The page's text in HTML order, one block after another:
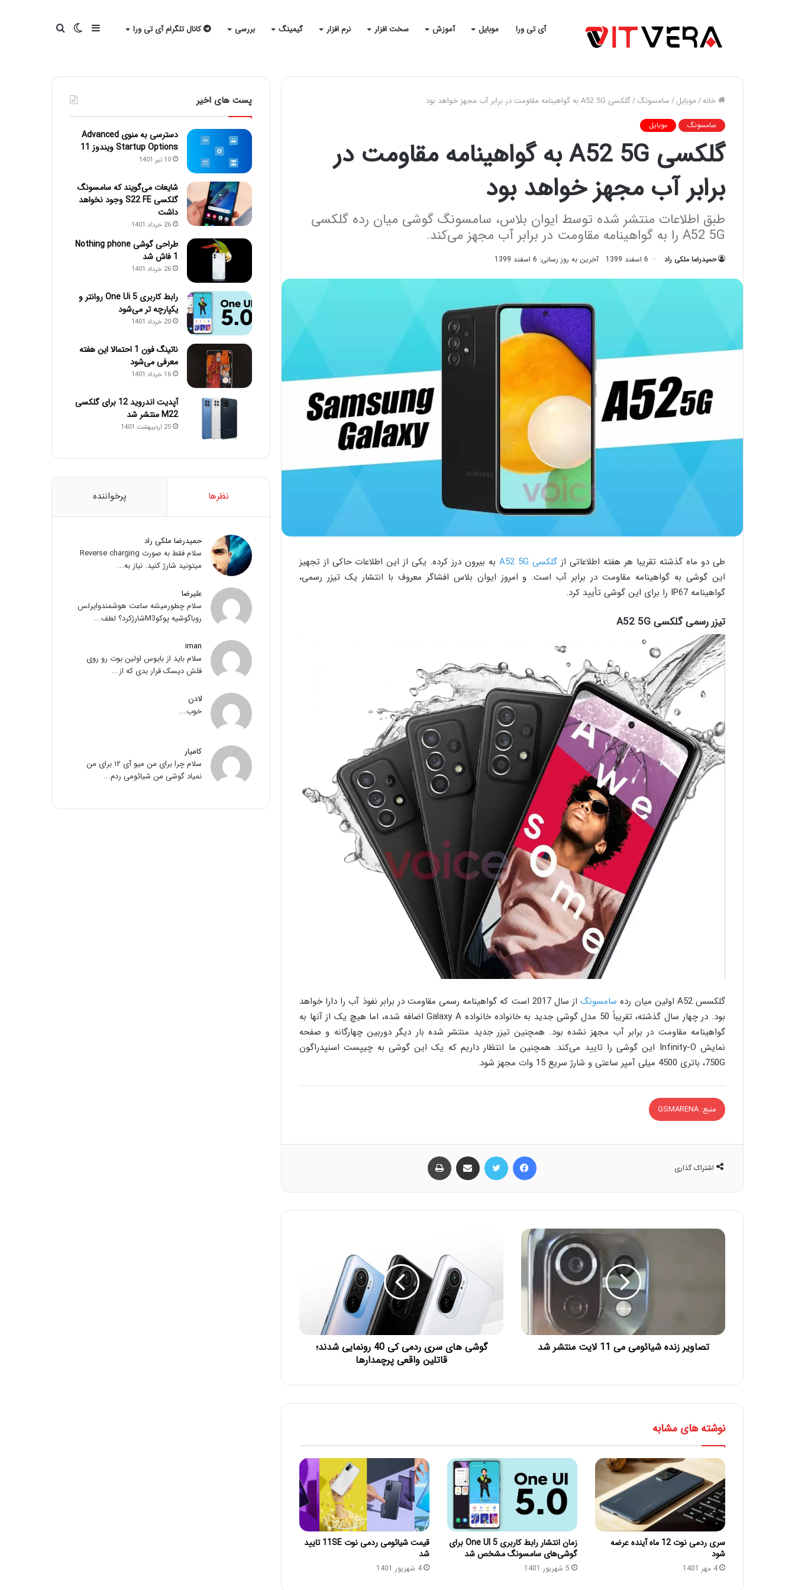
آی تی ورا موبایل آموزش سخت افزار نرم افزار گیمینگ بررسی کانال تلگرام آی تی ورا تغییرسایدبار
خانه/موبایل/سامسونگ/گلکسی A52 5G به گواهینامه مقاومت در برابر آب مجهز خواهد بود
سامسونگ موبایل
گلکسی A52 5G به گواهینامه مقاومت در
برابر آب مجهز خواهد بود
طبق اطلاعات منتشر شده توسط ایوان بلاس، سامسونگ گوشی میان رده گلکسی
A52 5G را به گواهینامه مقاومت در برابر آب مجهز می‌کند.
حمیدرضا ملکی راد 6 اسفند 1399 آخرین به روز رسانی: 6 اسفند 1399
طی دو ماه گذشته تقریبا هر هفته اطلاعاتی از گلکسی A52 5G
به بیرون درز کرده. یکی از این اطلاعات حاکی از تجهیز
این گوشی به گواهینامه مقاومت در برابر آب است. و امروز ایوان بلاس افشاگر معروف با انتشار یک تیزر رسمی،
گواهینامه IP67 را برای این گوشی تأیید کرد.
تیزر رسمی گلکسی A52 5G
گلکسس A52 اولین میان رده سامسونگ
از سال 2017 است که گواهینامه رسمی مقاومت در برابر نفوذ آب را دارا خواهد
بود. در چهار سال گذشته، تقریباً 50 مدل گوشی جدید به خانواده خانواده Galaxy A اضافه شده، اما هیچ یک از آنها به
گواهینامه مقاومت در برابر آب مجهز نشده بود. همچنین تیزر جدید منتشر شده بار دیگر دوربین چهارگانه و صفحه
نمایش Infinity-O این گوشی را تایید می‌کند. همچنین ما انتظار داریم که یک این گوشی به چیپست اسنپدراگون
750G، باتری 4500 میلی آمپر ساعتی و شارژ سریع 15 وات مجهز شود.
منبع: GSMARENA
اشتراک گذاری
تصاویر زنده شیائومی می 11 لایت منتشر شد
گوشی های سری ردمی کی 40 رونمایی شدند؛
قاتلین واقعی پرچمدارها
نوشته های مشابه
سری ردمی نوت 12 ماه آینده عرضه
شود
4 مهر 1401
زمان انتشار رابط کاربری One UI 5 برای
گوشی‌های سامسونگ مشخص شد
5 شهریور 1401
قیمت شیائومی ردمی نوت 11SE تایید
شد
4 شهریور 1401
پست های اخیر
دسترسی به منوی Advanced
Startup Options ویندوز 11
10 تیر 1401
شایعات می‌گویند که سامسونگ
گلکسی S22 FE وجود نخواهد
داشت
26 خرداد 1401
طراحی گوشی Nothing phone
1 فاش شد
26 خرداد 1401
رابط کاربری One Ui 5 روانتر و
یکپارچه تر می‌شود
20 خرداد 1401
ناتینگ فون 1 احتمالا این هفته
معرفی می‌شود
16 خرداد 1401
آپدیت اندروید 12 برای گلکسی
M22 منتشر شد
25 اردیبهشت 1401
نظرها پرخواننده
حمیدرضا ملکی راد
سلام فقط به صورت Reverse charging
میتونید شارژ کنید. نیاز به...
علیرضا
سلام چطورمیشه ساعت هوشمندوایرلس
روباگوشیه پوکوM3شارژکرد؟ لطف...
iman
سلام باید از بایوس اولین بوت رو روی
فلش دیسک قرار بدی که از...
لادن
خوب...
کامیار
سلام چرا برای من میو آی ۱۲ برای من
نمیاد گوشی من شیائومی ردم...